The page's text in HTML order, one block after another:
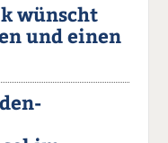
wünscht
und einen